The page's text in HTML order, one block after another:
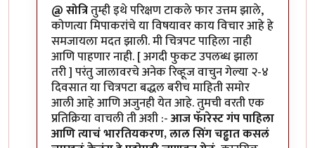
@ सोत्रितुम्ही इथे परिक्षण टाकले फार उत्तम झाले,
कोणत्या मिपाकरांचे या विषयावर काय विचार आहे हे
समजायला मदत झाली. मी चित्रपट पाहिला नाही
आणि पाहणार नाही. [ अगदी फुकट उपलब्ध झाला
तरी ] परंतु जालावरचे अनेक रिव्हूज वाचुन गेल्या २-४
दिवसात या चित्रपटा बद्धल बरीच माहिती समोर
आली आहे आणि अजुनही येत आहे. तुमची वरती एक
प्रतिक्रिया वाचली ती अशी :-आज फॅारेस्ट गंप पाहिला
आणि त्याचं भारतियकरण, लाल सिंग चढ्ढात कसलं